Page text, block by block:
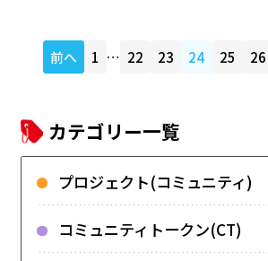
前へ 1 … 22 23 24 25 26
カテゴリー一覧
プロジェクト(コミュニティ)
コミュニティトークン(CT)